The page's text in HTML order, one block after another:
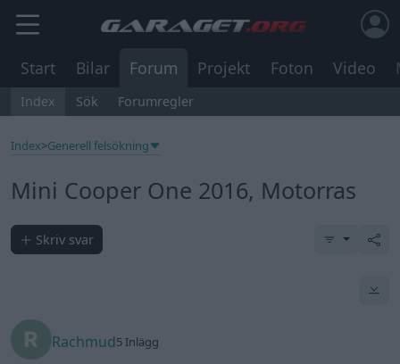
Start Bilar Forum Projekt Foton Video
Index Sök Forumregler
Index>Generell felsökning
Mini Cooper One 2016, Motorras
Skriv svar
Rachmud5 Inlägg